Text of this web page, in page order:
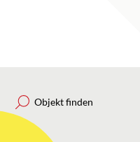
Objekt finden